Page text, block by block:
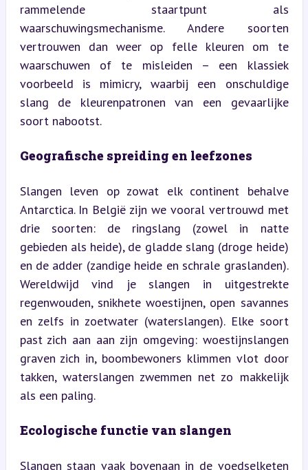
rammelende staartpunt als
waarschuwingsmechanisme. Andere soorten
vertrouwen dan weer op felle kleuren om te
waarschuwen of te misleiden – een klassiek
voorbeeld is mimicry, waarbij een onschuldige
slang de kleurenpatronen van een gevaarlijke
soort nabootst.
Geografische spreiding en leefzones
Slangen leven op zowat elk continent behalve
Antarctica. In België zijn we vooral vertrouwd met
drie soorten: de ringslang (zowel in natte
gebieden als heide), de gladde slang (droge heide)
en de adder (zandige heide en schrale graslanden).
Wereldwijd vind je slangen in uitgestrekte
regenwouden, snikhete woestijnen, open savannes
en zelfs in zoetwater (waterslangen). Elke soort
past zich aan aan zijn omgeving: woestijnslangen
graven zich in, boombewoners klimmen vlot door
takken, waterslangen zwemmen net zo makkelijk
als een paling.
Ecologische functie van slangen
Slangen staan vaak bovenaan in de voedselketen